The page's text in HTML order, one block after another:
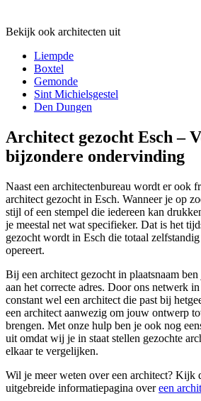
Bekijk ook architecten uit
Liempde
Boxtel
Gemonde
Sint Michielsgestel
Den Dungen
Architect gezocht Esch –
bijzondere ondervinding
Naast een architectenbureau wordt er ook
architect gezocht in Esch. Wanneer je op
stijl of een stempel die iedereen kan
je meestal net wat specifieker. Dat is het
gezocht wordt in Esch die totaal
opereert.
Bij een architect gezocht in plaatsnaam
aan het correcte adres. Door ons netwerk
constant wel een architect die past bij
een architect aanwezig om jouw ontwerp
brengen. Met onze hulp ben je ook nog
uit omdat wij je in staat stellen gezochte
elkaar te vergelijken.
Wil je meer weten over een architect? Kijk
uitgebreide informatiepagina overeen